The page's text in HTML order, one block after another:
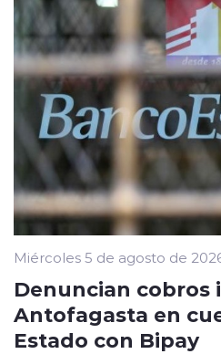
Miércoles 5 de agosto de
Denuncian cobros
Antofagasta en
Estado con Bipay